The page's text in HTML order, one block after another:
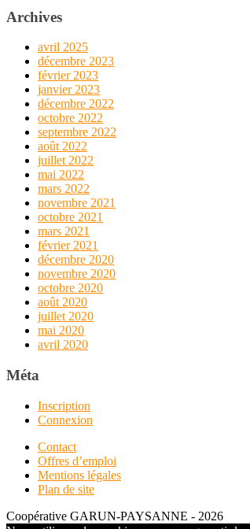
Archives
avril 2025
décembre 2023
février 2023
janvier 2023
décembre 2022
octobre 2022
septembre 2022
août 2022
juillet 2022
mai 2022
mars 2022
novembre 2021
octobre 2021
mars 2021
février 2021
décembre 2020
novembre 2020
octobre 2020
août 2020
juillet 2020
mai 2020
avril 2020
Méta
Inscription
Connexion
Contact
Offres d’emploi
Mentions légales
Plan de site
Coopérative GARUN-PAYSANNE - 2026